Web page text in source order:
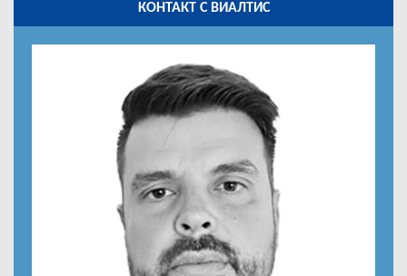
КОНТАКТ С ВИАЛТИС